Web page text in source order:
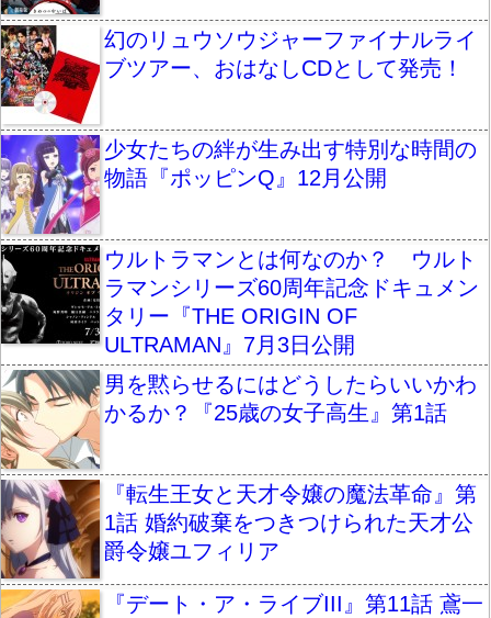
幻のリュウソウジャーファイナルライ
ブツアー、おはなしCDとして発売！
少女たちの絆が生み出す特別な時間の
物語『ポッピンQ』12月公開
ウルトラマンとは何なのか？ ウルト
ラマンシリーズ60周年記念ドキュメン
タリー『THE ORIGIN OF
ULTRAMAN』7月3日公開
男を黙らせるにはどうしたらいいかわ
かるか？『25歳の女子高生』第1話
『転生王女と天才令嬢の魔法革命』第
1話 婚約破棄をつきつけられた天才公
爵令嬢ユフィリア
『デート・ア・ライブIII』第11話 鳶一